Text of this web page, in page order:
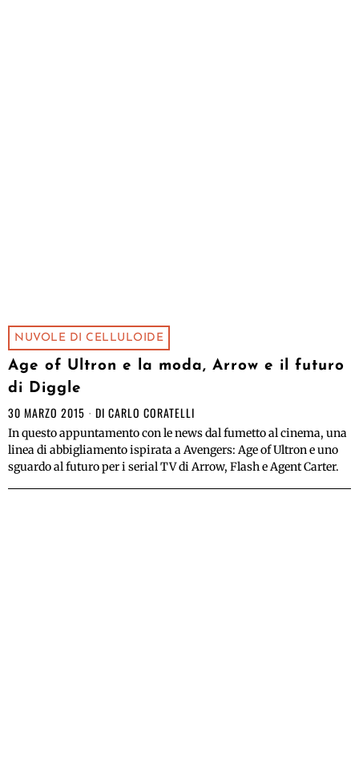
NUVOLE DI CELLULOIDE
Age of Ultron e la moda, Arrow e il futuro
di Diggle
30 MARZO 2015 DI CARLO CORATELLI
In questo appuntamento con le news dal fumetto al cinema, una
linea di abbigliamento ispirata a Avengers: Age of Ultron e uno
sguardo al futuro per i serial TV di Arrow, Flash e Agent Carter.